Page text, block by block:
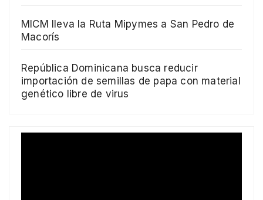
MICM lleva la Ruta Mipymes a San Pedro de
Macorís
República Dominicana busca reducir
importación de semillas de papa con material
genético libre de virus